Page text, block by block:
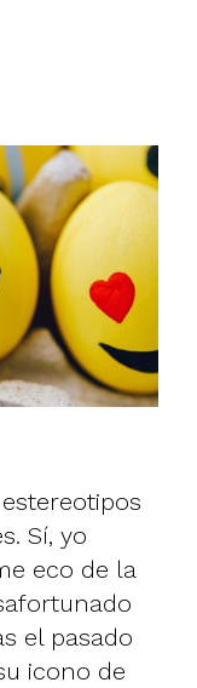
Sí, yo
eco de la
el pasado
icono de